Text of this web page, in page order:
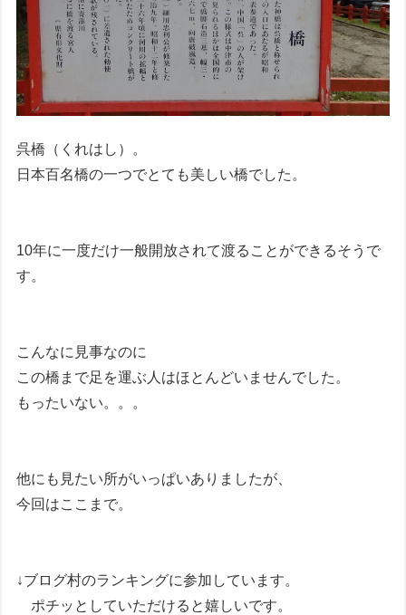
呉橋（くれはし）。
日本百名橋の一つでとても美しい橋でした。
10年に一度だけ一般開放されて渡ることができるそうで
す。
こんなに見事なのに
この橋まで足を運ぶ人はほとんどいませんでした。
もったいない。。。
他にも見たい所がいっぱいありましたが、
今回はここまで。
↓ブログ村のランキングに参加しています。
ポチッとしていただけると嬉しいです。